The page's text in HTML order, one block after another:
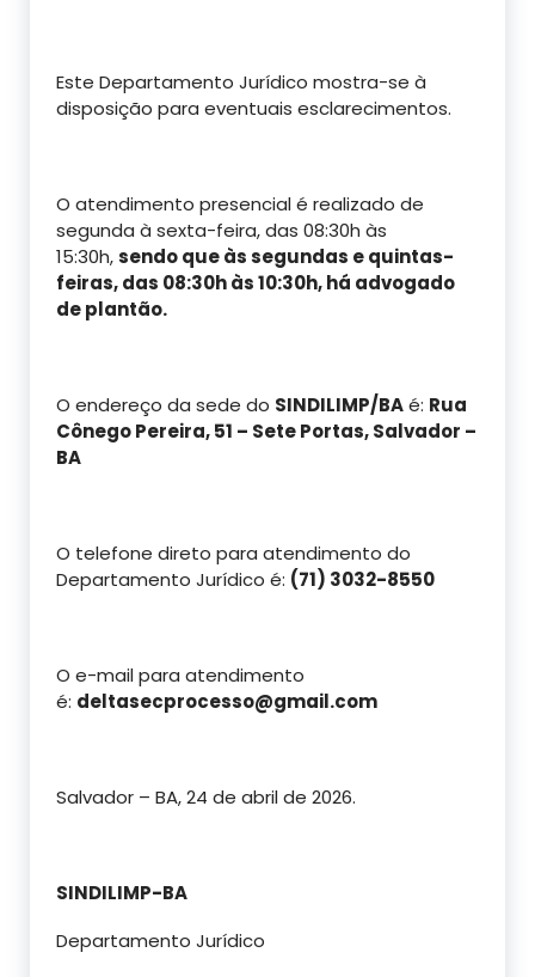
Este Departamento Jurídico mostra-se à
disposição para eventuais esclarecimentos.
O atendimento presencial é realizado de
segunda à sexta-feira, das 08:30h às
15:30h,sendo que às segundas e quintas-
feiras, das 08:30h às 10:30h, há advogado
de plantão.
O endereço da sede do SINDILIMP/BAé: Rua
Cônego Pereira, 51 – Sete Portas, Salvador –
BA
O telefone direto para atendimento do
Departamento Jurídico é: (71) 3032-8550
O e-mail para atendimento
é: deltasecprocesso@gmail.com
Salvador – BA, 24 de abril de 2026.
SINDILIMP-BA
Departamento Jurídico